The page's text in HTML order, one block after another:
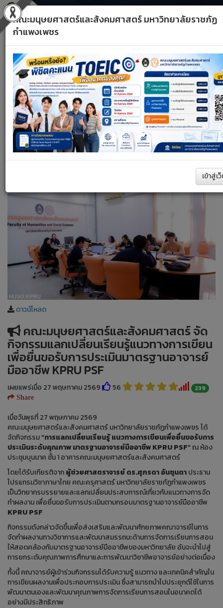
A+ A– รีเซ็ต
คณะมนุษยศาสตร์และสังคมศาสตร์ มหาวิทยาลัยราชภัฏ
กำแพงเพชร
Previous
เข้าสู่เ
หน้าหลัก ด้านวิชาการ
ค้นหา
ดาวน์โหลด
คณะมนุษยศาสตร์และสังคมศาสตร์ จัด
กิจกรรมแลกเปลี่ยนเรียนรู้แนวทางการเขียน
เพื่อยื่นขอรับการประเมินมาตรฐานอาจารย์
มืออาชีพ KPRU PSF
เผยแพร่เมื่อ 27 พฤษภาคม 2569 56 239
Share
เมื่อวันพุธที่ 27 พฤษภาคม 2569
คณะมนุษยศาสตร์และสังคมศาสตร์ มหาวิทยาลัยราชภัฏกำแพงเพชร ได้
จัดกิจกรรม“การแลกเปลี่ยนเรียนรู้ แนวทางการเขียนเพื่อยื่นขอรับการ
ประเมินระดับคุณภาพ มาตรฐานอาจารย์มืออาชีพ KPRU PSF”ณ ห้อง
ประชุมบุนนาค ชั้น 1 อาคารคณะมนุษยศาสตร์และสังคมศาสตร์
โดยได้รับเกียรติจากผู้ช่วยศาสตราจารย์ ดร.ศุภรดา อันชุนดาประธาน
โปรแกรมวิชาภาษาไทย คณะครุศาสตร์ มหาวิทยาลัยราชภัฏกำแพงเพชร
เป็นวิทยากรบรรยายและแลกเปลี่ยนประสบการณ์เกี่ยวกับแนวทางการจัด
ทำผลงาน เพื่อยื่นขอรับการประเมินตามกรอบมาตรฐานอาจารย์มืออาชีพ
KPRU PSF
กิจกรรมดังกล่าวจัดขึ้นเพื่อส่งเสริมและพัฒนาศักยภาพคณาจารย์ในการ
จัดทำผลงานทางวิชาการและพัฒนาสมรรถนะด้านการจัดการเรียนการสอน
ให้สอดคล้องกับมาตรฐานอาจารย์มืออาชีพของมหาวิทยาลัย อันจะนำไปสู่
การยกระดับคุณภาพการศึกษาและการพัฒนาวิชาชีพอาจารย์อย่างต่อเนื่อง
ทั้งนี้ คณาจารย์ผู้เข้าร่วมกิจกรรมได้รับความรู้ แนวทาง และเทคนิคสำคัญใน
การเขียนผลงานเพื่อประกอบการประเมิน ซึ่งสามารถนำไปประยุกต์ใช้ในการ
พัฒนาตนเองและพัฒนาคุณภาพการจัดการเรียนการสอนในอนาคตได้
อย่างมีประสิทธิภาพ